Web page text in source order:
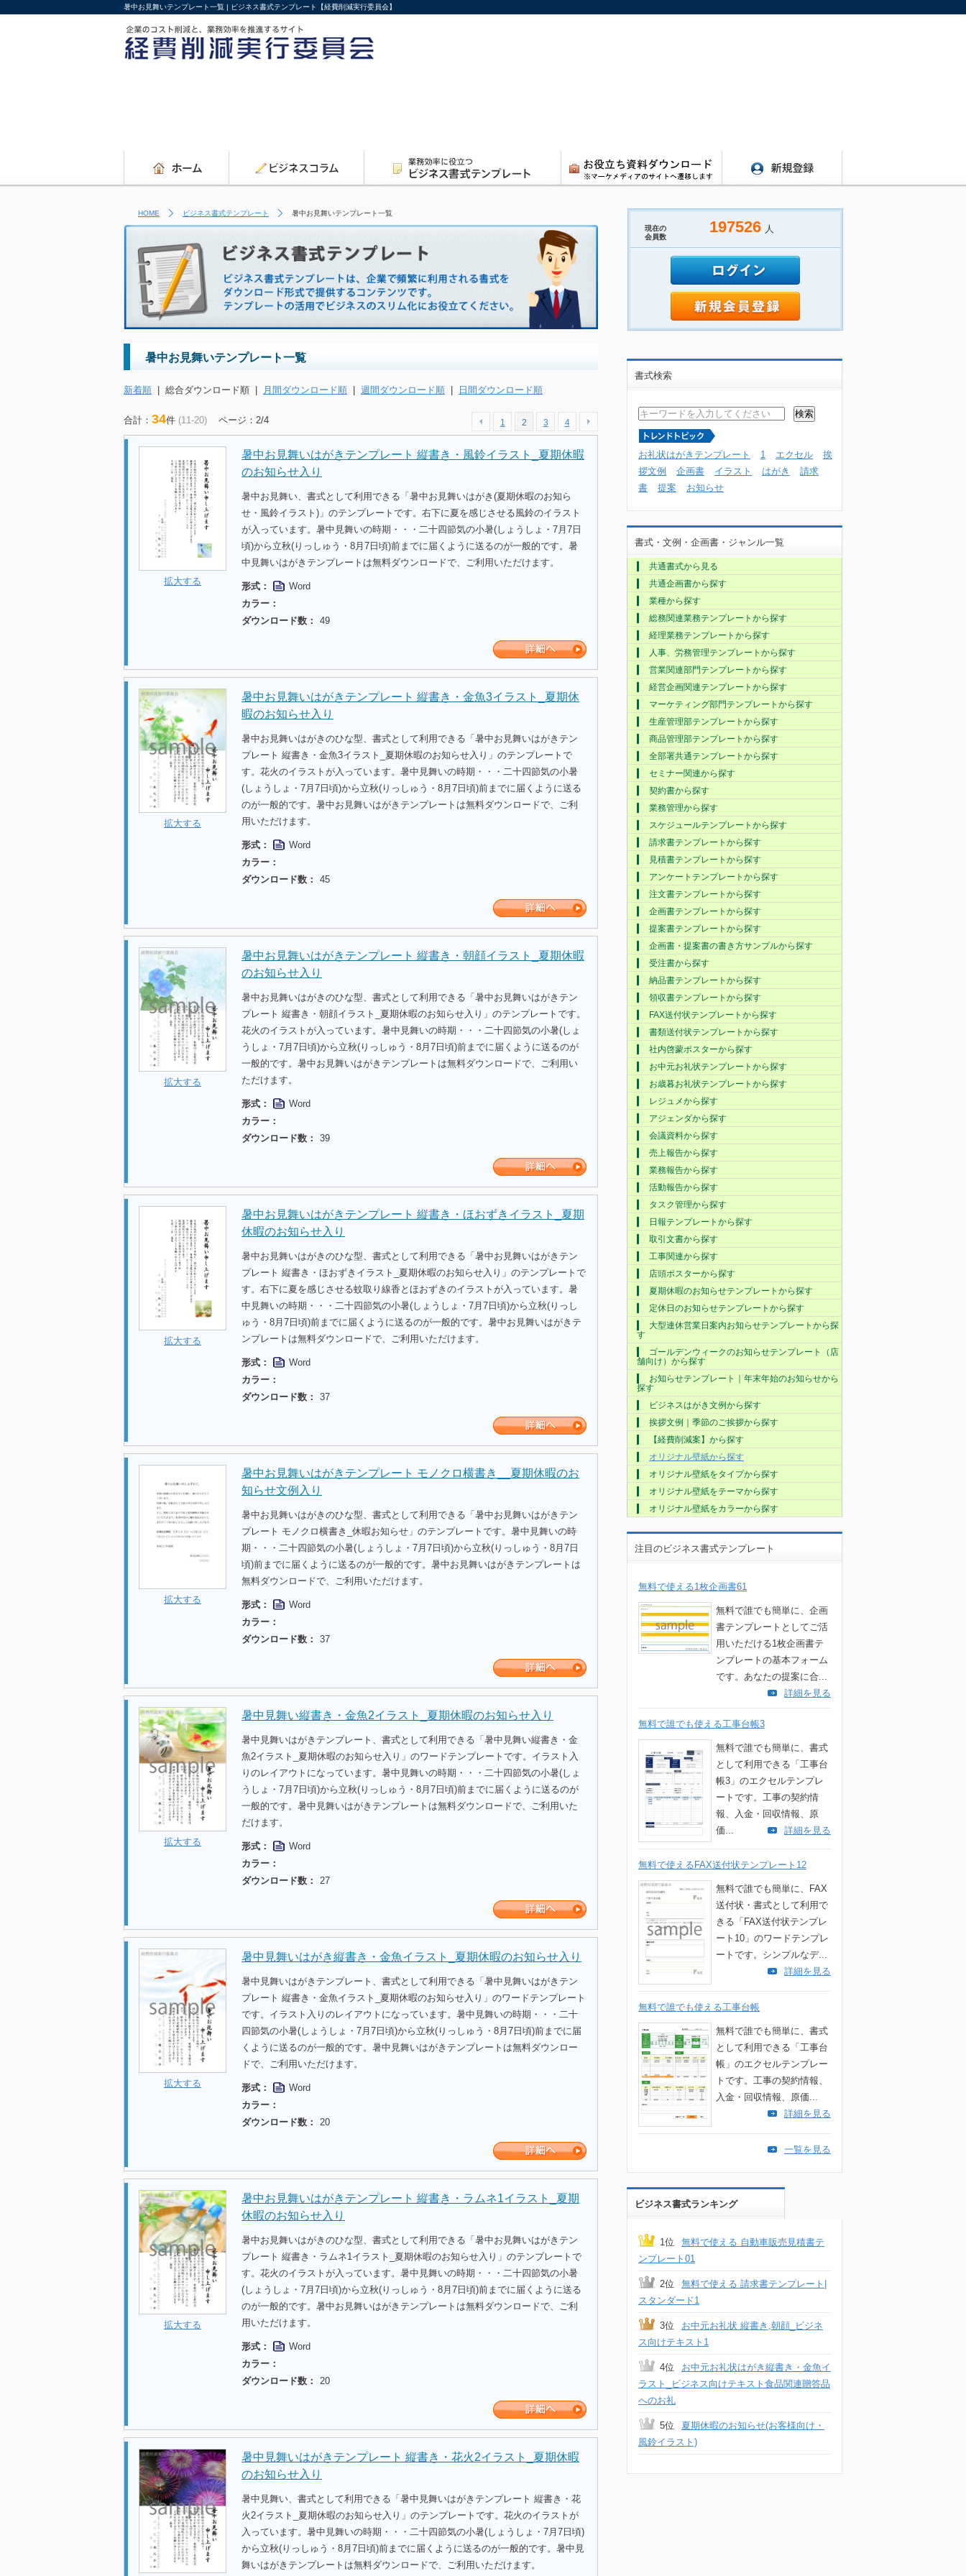
暑中お見舞いテンプレート一覧 | ビジネス書式テンプレート【経費削減実行委員会】
HOME ビジネス書式テンプレート 暑中お見舞いテンプレート一覧
暑中お見舞いテンプレート一覧
新着順 | 総合ダウンロード順 | 月間ダウンロード順 | 週間ダウンロード順 | 日間ダウンロード順
合計： 34件 (11-20) ページ：2/4 1 2 3 4
拡大する
暑中お見舞いはがきテンプレート 縦書き・風鈴イラスト_夏期休暇
のお知らせ入り
暑中お見舞い、書式として利用できる「暑中お見舞いはがき(夏期休暇のお知ら
せ・風鈴イラスト)」のテンプレートです。右下に夏を感じさせる風鈴のイラスト
が入っています。暑中見舞いの時期・・・二十四節気の小暑(しょうしょ・7月7日
頃)から立秋(りっしゅう・8月7日頃)前までに届くように送るのが一般的です。暑
中見舞いはがきテンプレートは無料ダウンロードで、ご利用いただけます。
形式：
Word
カラー：
ダウンロード数：
49
拡大する
暑中お見舞いはがきテンプレート 縦書き・金魚3イラスト_夏期休
暇のお知らせ入り
暑中お見舞いはがきのひな型、書式として利用できる「暑中お見舞いはがきテン
プレート 縦書き・金魚3イラスト_夏期休暇のお知らせ入り」のテンプレートで
す。花火のイラストが入っています。暑中見舞いの時期・・・二十四節気の小暑
(しょうしょ・7月7日頃)から立秋(りっしゅう・8月7日頃)前までに届くように送る
のが一般的です。暑中お見舞いはがきテンプレートは無料ダウンロードで、ご利
用いただけます。
形式：
Word
カラー：
ダウンロード数：
45
拡大する
暑中お見舞いはがきテンプレート 縦書き・朝顔イラスト_夏期休暇
のお知らせ入り
暑中お見舞いはがきのひな型、書式として利用できる「暑中お見舞いはがきテン
プレート 縦書き・朝顔イラスト_夏期休暇のお知らせ入り」のテンプレートです。
花火のイラストが入っています。暑中見舞いの時期・・・二十四節気の小暑(しょ
うしょ・7月7日頃)から立秋(りっしゅう・8月7日頃)前までに届くように送るのが
一般的です。暑中お見舞いはがきテンプレートは無料ダウンロードで、ご利用い
ただけます。
形式：
Word
カラー：
ダウンロード数：
39
拡大する
暑中お見舞いはがきテンプレート 縦書き・ほおずきイラスト_夏期
休暇のお知らせ入り
暑中お見舞いはがきのひな型、書式として利用できる「暑中お見舞いはがきテン
プレート 縦書き・ほおずきイラスト_夏期休暇のお知らせ入り」のテンプレートで
す。右下に夏を感じさせる蚊取り線香とほおずきのイラストが入っています。暑
中見舞いの時期・・・二十四節気の小暑(しょうしょ・7月7日頃)から立秋(りっし
ゅう・8月7日頃)前までに届くように送るのが一般的です。暑中お見舞いはがきテ
ンプレートは無料ダウンロードで、ご利用いただけます。
形式：
Word
カラー：
ダウンロード数：
37
拡大する
暑中お見舞いはがきテンプレート モノクロ横書き__夏期休暇のお
知らせ文例入り
暑中お見舞いはがきのひな型、書式として利用できる「暑中お見舞いはがきテン
プレート モノクロ横書き_休暇お知らせ」のテンプレートです。暑中見舞いの時
期・・・二十四節気の小暑(しょうしょ・7月7日頃)から立秋(りっしゅう・8月7日
頃)前までに届くように送るのが一般的です。暑中お見舞いはがきテンプレートは
無料ダウンロードで、ご利用いただけます。
形式：
Word
カラー：
ダウンロード数：
37
拡大する
暑中見舞い縦書き・金魚2イラスト_夏期休暇のお知らせ入り
暑中見舞いはがきテンプレート、書式として利用できる「暑中見舞い縦書き・金
魚2イラスト_夏期休暇のお知らせ入り」のワードテンプレートです。イラスト入
りのレイアウトになっています。暑中見舞いの時期・・・二十四節気の小暑(しょ
うしょ・7月7日頃)から立秋(りっしゅう・8月7日頃)前までに届くように送るのが
一般的です。暑中見舞いはがきテンプレートは無料ダウンロードで、ご利用いた
だけます。
形式：
Word
カラー：
ダウンロード数：
27
拡大する
暑中見舞いはがき縦書き・金魚イラスト_夏期休暇のお知らせ入り
暑中見舞いはがきテンプレート、書式として利用できる「暑中見舞いはがきテン
プレート 縦書き・金魚イラスト_夏期休暇のお知らせ入り」のワードテンプレート
です。イラスト入りのレイアウトになっています。暑中見舞いの時期・・・二十
四節気の小暑(しょうしょ・7月7日頃)から立秋(りっしゅう・8月7日頃)前までに届
くように送るのが一般的です。暑中見舞いはがきテンプレートは無料ダウンロー
ドで、ご利用いただけます。
形式：
Word
カラー：
ダウンロード数：
20
拡大する
暑中お見舞いはがきテンプレート 縦書き・ラムネ1イラスト_夏期
休暇のお知らせ入り
暑中お見舞いはがきのひな型、書式として利用できる「暑中お見舞いはがきテン
プレート 縦書き・ラムネ1イラスト_夏期休暇のお知らせ入り」のテンプレートで
す。花火のイラストが入っています。暑中見舞いの時期・・・二十四節気の小暑
(しょうしょ・7月7日頃)から立秋(りっしゅう・8月7日頃)前までに届くように送る
のが一般的です。暑中お見舞いはがきテンプレートは無料ダウンロードで、ご利
用いただけます。
形式：
Word
カラー：
ダウンロード数：
20
暑中見舞いはがきテンプレート 縦書き・花火2イラスト_夏期休暇
のお知らせ入り
暑中見舞い、書式として利用できる「暑中見舞いはがきテンプレート 縦書き・花
火2イラスト_夏期休暇のお知らせ入り」のテンプレートです。花火のイラストが
入っています。暑中見舞いの時期・・・二十四節気の小暑(しょうしょ・7月7日頃)
から立秋(りっしゅう・8月7日頃)前までに届くように送るのが一般的です。暑中見
舞いはがきテンプレートは無料ダウンロードで、ご利用いただけます。
現在の
会員数
197526 人
書式検索
お礼状はがきテンプレート 1 エクセル
挨
拶文例
企画書 イラスト はがき
請求
書
提案 お知らせ
書式・文例・企画書・ジャンル一覧
共通書式から見る
共通企画書から探す
業種から探す
総務関連業務テンプレートから探す
経理業務テンプレートから探す
人事、労務管理テンプレートから探す
営業関連部門テンプレートから探す
経営企画関連テンプレートから探す
マーケティング部門テンプレートから探す
生産管理部テンプレートから探す
商品管理部テンプレートから探す
全部署共通テンプレートから探す
セミナー関連から探す
契約書から探す
業務管理から探す
スケジュールテンプレートから探す
請求書テンプレートから探す
見積書テンプレートから探す
アンケートテンプレートから探す
注文書テンプレートから探す
企画書テンプレートから探す
提案書テンプレートから探す
企画書・提案書の書き方サンプルから探す
受注書から探す
納品書テンプレートから探す
領収書テンプレートから探す
FAX送付状テンプレートから探す
書類送付状テンプレートから探す
社内啓蒙ポスターから探す
お中元お礼状テンプレートから探す
お歳暮お礼状テンプレートから探す
レジュメから探す
アジェンダから探す
会議資料から探す
売上報告から探す
業務報告から探す
活動報告から探す
タスク管理から探す
日報テンプレートから探す
取引文書から探す
工事関連から探す
店頭ポスターから探す
夏期休暇のお知らせテンプレートから探す
定休日のお知らせテンプレートから探す
大型連休営業日案内お知らせテンプレートから探
す
ゴールデンウィークのお知らせテンプレート（店
舗向け）から探す
お知らせテンプレート｜年末年始のお知らせから
探す
ビジネスはがき文例から探す
挨拶文例｜季節のご挨拶から探す
【経費削減案】から探す
オリジナル壁紙から探す
オリジナル壁紙をタイプから探す
オリジナル壁紙をテーマから探す
オリジナル壁紙をカラーから探す
注目のビジネス書式テンプレート
無料で使える1枚企画書61
無料で誰でも簡単に、企画
書テンプレートとしてご活
用いただける1枚企画書テ
ンプレートの基本フォーム
です。あなたの提案に合...
詳細を見る
無料で誰でも使える工事台帳3
無料で誰でも簡単に、書式
として利用できる「工事台
帳3」のエクセルテンプレ
ートです。工事の契約情
報、入金・回収情報、原
価...
詳細を見る
無料で使えるFAX送付状テンプレート12
無料で誰でも簡単に、FAX
送付状・書式として利用で
きる「FAX送付状テンプレ
ート10」のワードテンプレ
ートです。シンプルなデ...
詳細を見る
無料で誰でも使える工事台帳
無料で誰でも簡単に、書式
として利用できる「工事台
帳」のエクセルテンプレー
トです。工事の契約情報、
入金・回収情報、原価...
詳細を見る
一覧を見る
ビジネス書式ランキング
1位
無料で使える 自動車販売見積書テ
ンプレート01
2位
無料で使える 請求書テンプレート|
スタンダード1
3位
お中元お礼状 縦書き,朝顔_ビジネ
ス向けテキスト1
4位
お中元お礼状はがき縦書き・金魚イ
ラスト_ビジネス向けテキスト食品関連贈答品
へのお礼
5位
夏期休暇のお知らせ(お客様向け・
風鈴イラスト)